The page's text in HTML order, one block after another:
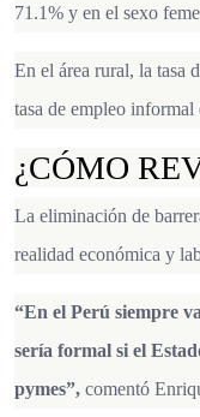
71.1% y en el sexo
En el área rural, la tasa
tasa de empleo
¿CÓMO
La eliminación de
realidad económica y
“En el Perú siempre
sería formal si el
pymes”, comentó